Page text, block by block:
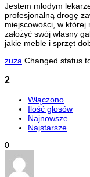
Jestem młodym
profesjonalną drogę
miejscowości, w której
założyć swój własny
jakie meble i sprzęt
zuza Changed status
2
Włączono
Ilość głosów
Najnowsze
Najstarsze
0